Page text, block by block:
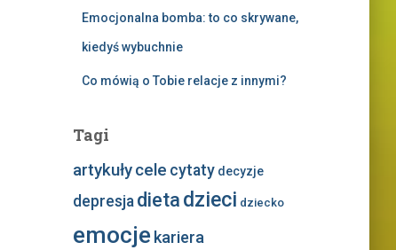
Emocjonalna bomba: to co skrywane,
kiedyś wybuchnie
Co mówią o Tobie relacje z innymi?
Tagi
artykuły cele cytaty decyzje
depresja dieta dzieci dziecko
emocje kariera